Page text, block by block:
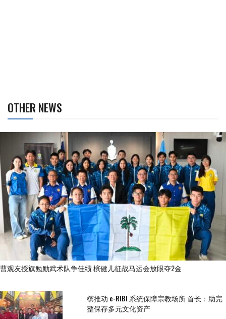
OTHER NEWS
曹观友授旗勉励武术队争佳绩 槟健儿征战马运会放眼夺2金
槟推动 e-RIBI 系统保障宗教场所 首长：助完
整保存多元文化资产